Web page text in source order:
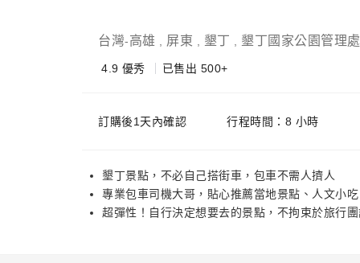
台灣-高雄 屏東 墾丁 墾丁國家公園管理
4.9 優秀 已售出 500+
訂購後1天內確認 行程時間：8 小時
墾丁景點，不必自己搭街車，包車不需人擠人
專業包車司機大哥，貼心推薦當地景點、人文小吃
超彈性！自行決定想要去的景點，不拘束於旅行